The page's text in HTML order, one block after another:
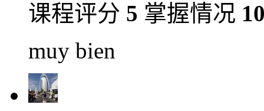
课程评分 5 掌握情况
muy bien